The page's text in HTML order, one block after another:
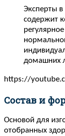
Эксперты
содержит
домашних
https://
Состав и
Основой для
отобранных